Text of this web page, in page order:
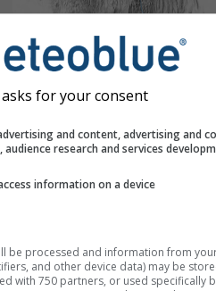
asks for your consent
and content, advertising and
audience research and services
information on a device
be processed and information from
and other device data) may be
with 750 partners, or used specifically